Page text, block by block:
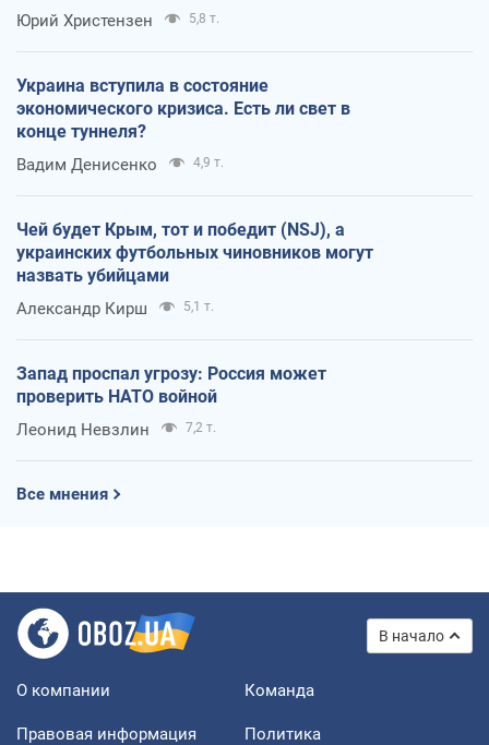
Юрий Христензен 5,8 т.
Украина вступила в состояние
экономического кризиса. Есть ли свет в
конце туннеля?
Вадим Денисенко 4,9 т.
Чей будет Крым, тот и победит (NSJ), а
украинских футбольных чиновников могут
назвать убийцами
Александр Кирш 5,1 т.
Запад проспал угрозу: Россия может
проверить НАТО войной
Леонид Невзлин 7,2 т.
Все мнения
В начало
О компании Команда
Правовая информация
Политика